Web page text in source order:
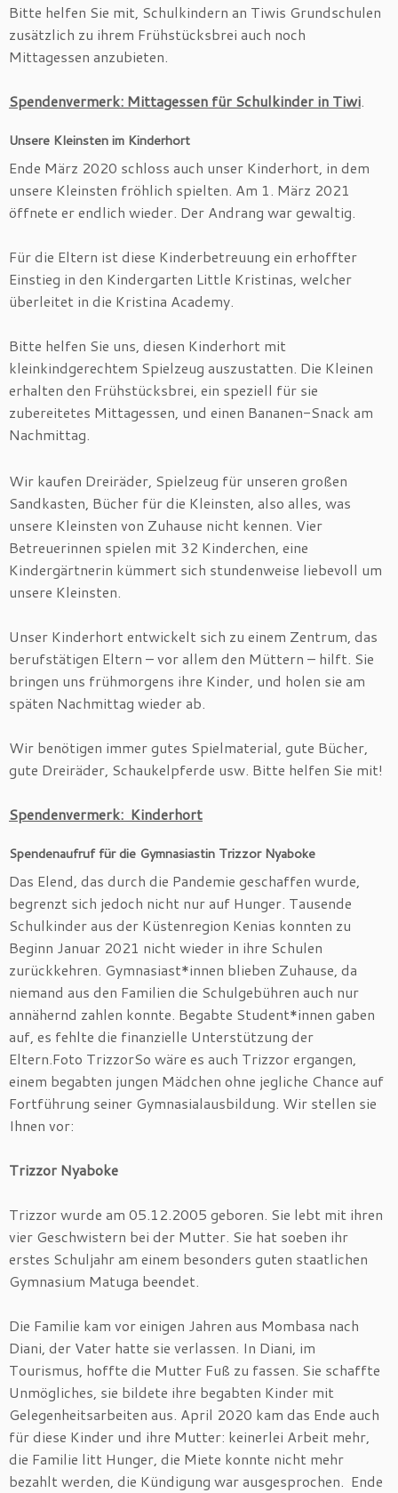
Bitte helfen Sie mit, Schulkindern an Tiwis Grundschulen
zusätzlich zu ihrem Frühstücksbrei auch noch
Mittagessen anzubieten.
Spendenvermerk: Mittagessen für Schulkinder in Tiwi
Unsere Kleinsten im Kinderhort
Ende März 2020 schloss auch unser Kinderhort, in dem
unsere Kleinsten fröhlich spielten. Am 1. März 2021
öffnete er endlich wieder. Der Andrang war gewaltig.
Für die Eltern ist diese Kinderbetreuung ein erhoffter
Einstieg in den Kindergarten Little Kristinas, welcher
überleitet in die Kristina Academy.
Bitte helfen Sie uns, diesen Kinderhort mit
kleinkindgerechtem Spielzeug auszustatten. Die Kleinen
erhalten den Frühstücksbrei, ein speziell für sie
zubereitetes Mittagessen, und einen Bananen-Snack am
Nachmittag.
Wir kaufen Dreiräder, Spielzeug für unseren großen
Sandkasten, Bücher für die Kleinsten, also alles, was
unsere Kleinsten von Zuhause nicht kennen. Vier
Betreuerinnen spielen mit 32 Kinderchen, eine
Kindergärtnerin kümmert sich stundenweise liebevoll um
unsere Kleinsten.
Unser Kinderhort entwickelt sich zu einem Zentrum, das
berufstätigen Eltern – vor allem den Müttern – hilft. Sie
bringen uns frühmorgens ihre Kinder, und holen sie am
späten Nachmittag wieder ab.
Wir benötigen immer gutes Spielmaterial, gute Bücher,
gute Dreiräder, Schaukelpferde usw. Bitte helfen Sie mit!
Spendenvermerk: Kinderhort
Spendenaufruf für die Gymnasiastin Trizzor Nyaboke
Das Elend, das durch die Pandemie geschaffen wurde,
begrenzt sich jedoch nicht nur auf Hunger. Tausende
Schulkinder aus der Küstenregion Kenias konnten zu
Beginn Januar 2021 nicht wieder in ihre Schulen
zurückkehren. Gymnasiast*innen blieben Zuhause, da
niemand aus den Familien die Schulgebühren auch nur
annähernd zahlen konnte. Begabte Student*innen gaben
auf, es fehlte die finanzielle Unterstützung der
Eltern.Foto TrizzorSo wäre es auch Trizzor ergangen,
einem begabten jungen Mädchen ohne jegliche Chance auf
Fortführung seiner Gymnasialausbildung. Wir stellen sie
Ihnen vor:
Trizzor Nyaboke
Trizzor wurde am 05.12.2005 geboren. Sie lebt mit ihren
vier Geschwistern bei der Mutter. Sie hat soeben ihr
erstes Schuljahr am einem besonders guten staatlichen
Gymnasium Matuga beendet.
Die Familie kam vor einigen Jahren aus Mombasa nach
Diani, der Vater hatte sie verlassen. In Diani, im
Tourismus, hoffte die Mutter Fuß zu fassen. Sie schaffte
Unmögliches, sie bildete ihre begabten Kinder mit
Gelegenheitsarbeiten aus. April 2020 kam das Ende auch
für diese Kinder und ihre Mutter: keinerlei Arbeit mehr,
die Familie litt Hunger, die Miete konnte nicht mehr
bezahlt werden, die Kündigung war ausgesprochen. Ende